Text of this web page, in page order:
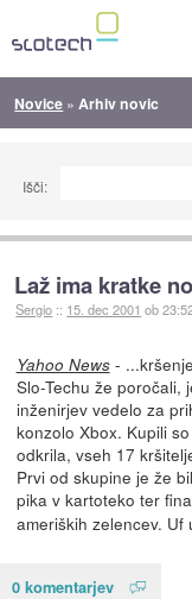
Novice » Arhiv novic
Išči:
Laž ima kratke
Sergio :: 15. dec 2001 ob
Yahoo News-
Slo-Techu že poročali,
inženirjev vedelo za
konzolo Xbox. Kupili
odkrila, vseh 17
Prvi od skupine je že
pika v kartoteko ter
ameriških zelencev.
0 komentarjev